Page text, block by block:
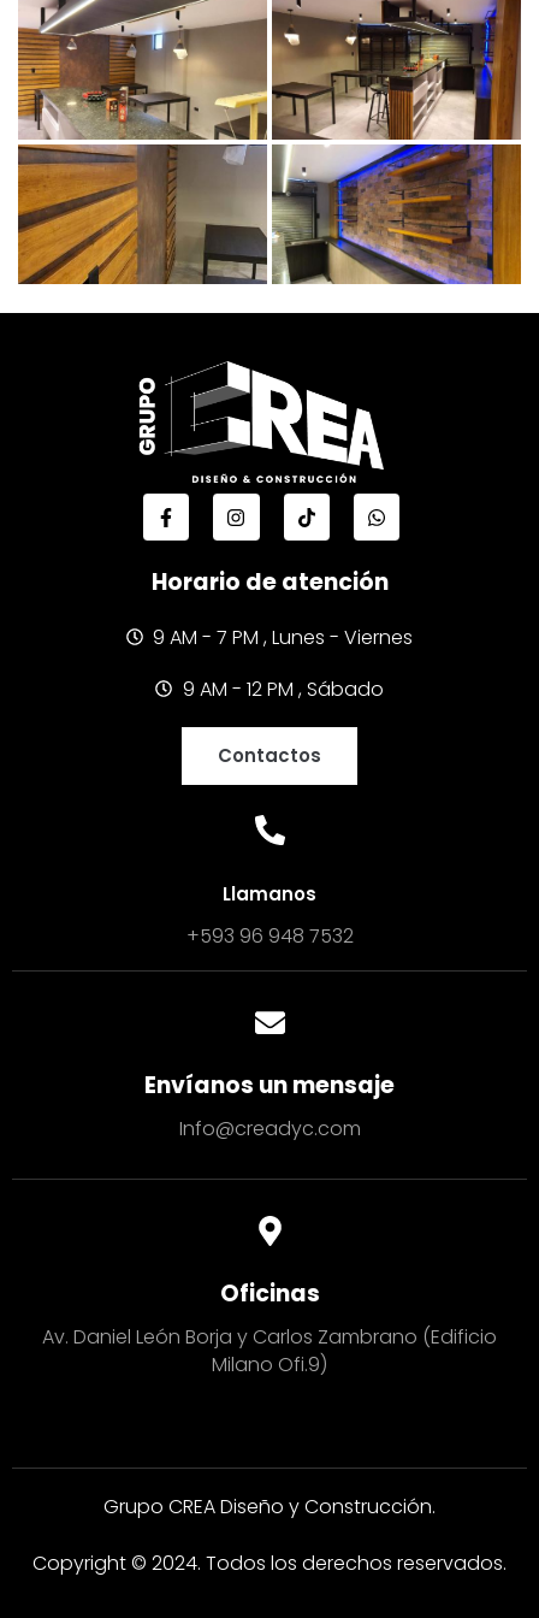
Horario de atención
9 AM - 7 PM , Lunes - Viernes
9 AM - 12 PM , Sábado
Contactos
Llamanos
+593 96 948 7532
Envíanos un mensaje
Info@creadyc.com
Oficinas
Av. Daniel León Borja y Carlos Zambrano (Edificio
Milano Ofi.9)
Grupo CREA Diseño y Construcción.
Copyright © 2024. Todos los derechos reservados.